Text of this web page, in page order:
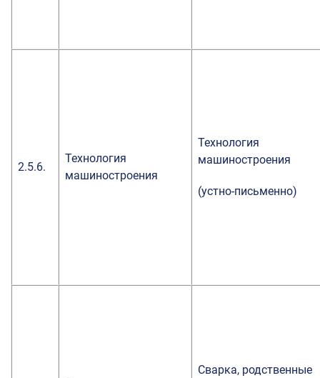
2.5.6.
Технология
машиностроения
Технология
машиностроения
(устно-письменно)
Сварка, родственные